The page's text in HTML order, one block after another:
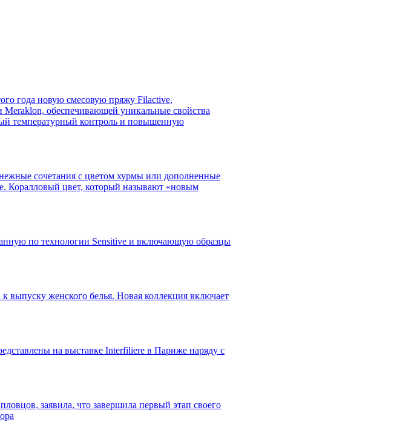
года новую смесовую пряжу Filactive,
Meraklon, обеспечивающей уникальные свойства
температурный контроль и повышенную
сочетания с цветом хурмы или дополненные
Коралловый цвет, который называют «новым
по технологии Sensitive и включающую образцы
выпуску женского белья. Новая коллекция включает
на выставке Interfiliere в Париже наряду с
заявила, что завершила первый этап своего